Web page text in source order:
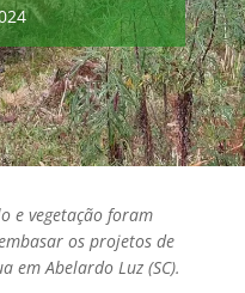
e vegetação foram
os projetos de
em Abelardo Luz (SC).